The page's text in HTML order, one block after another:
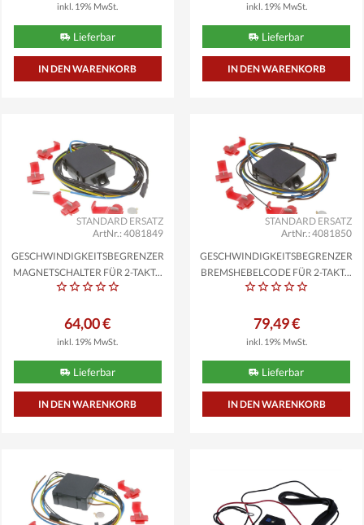
inkl. 19% MwSt.
Lieferbar
inkl. 19% MwSt.
Lieferbar
ArtNr.: 4081849
STANDARD ERSATZ
GESCHWINDIGKEITSBEGRENZER
MAGNETSCHALTER FÜR 2-TAKT...
64,00 €
inkl. 19% MwSt.
Lieferbar
ArtNr.: 4081850
STANDARD ERSATZ
GESCHWINDIGKEITSBEGRENZER
BREMSHEBELCODE FÜR 2-TAKT...
79,49 €
inkl. 19% MwSt.
Lieferbar